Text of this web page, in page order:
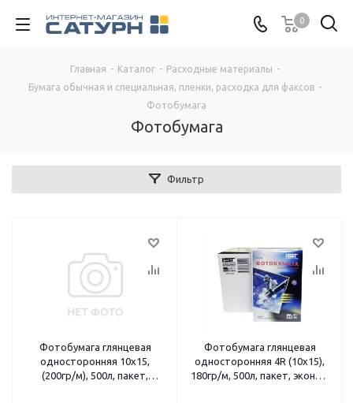
0
Главная - Каталог - Расходные материалы -
Бумага обычная и специальная, пленки, расходка для факсов -
Фотобумага
Фотобумага
Фильтр
Фотобумага глянцевая
односторонняя 10х15,
(200гр/м), 500л, пакет,
Фотобумага глянцевая
односторонняя 4R (10х15),
180гр/м, 500л, пакет, эконом